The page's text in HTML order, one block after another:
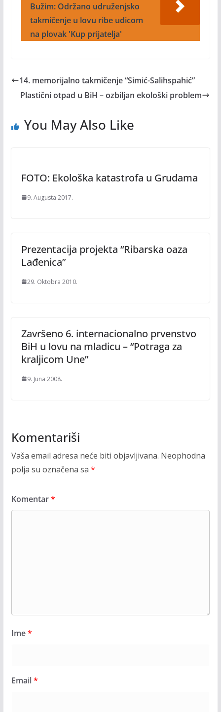
Bužim: Održano udruženjsko
takmičenje u lovu ribe udicom
na plovak 'Kup prijatelja'
14. memorijalno takmičenje “Simić-Salihspahić”
Plastični otpad u BiH – ozbiljan ekološki problem
You May Also Like
FOTO: Ekološka katastrofa u Grudama
9. Augusta 2017.
Prezentacija projekta “Ribarska oaza
Lađenica”
29. Oktobra 2010.
Završeno 6. internacionalno prvenstvo
BiH u lovu na mladicu – “Potraga za
kraljicom Une”
9. Juna 2008.
Komentariši
Vaša email adresa neće biti objavljivana. Neophodna
polja su označena sa *
Komentar*
Ime*
Email*